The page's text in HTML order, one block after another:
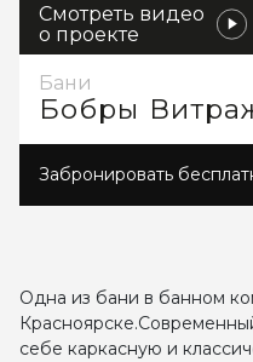
Смотреть видео
о проекте
Бани
Бобры
Забронировать
Одна из бани в банном
себе каркасную и